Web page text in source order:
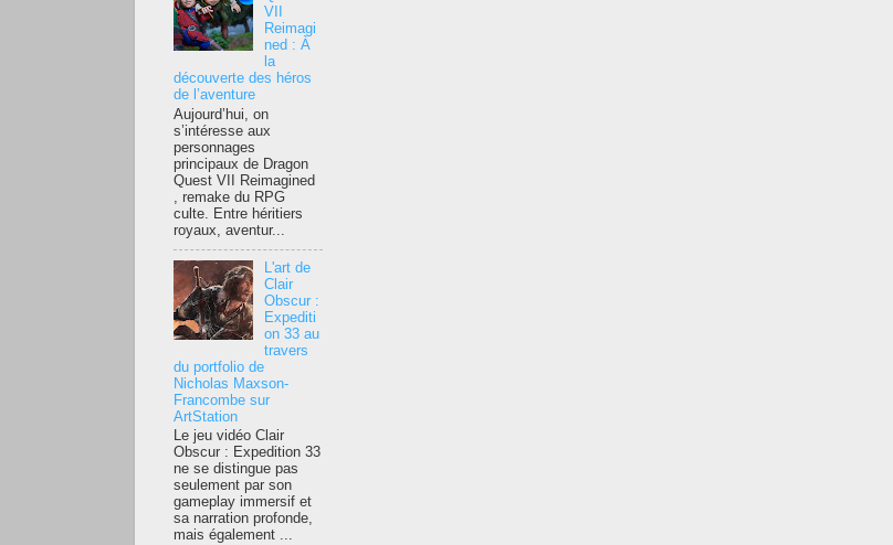
VII
Reimagi
ned : À
la
découverte des héros
de l’aventure
Aujourd’hui, on
s’intéresse aux
personnages
principaux de Dragon
Quest VII Reimagined
, remake du RPG
culte. Entre héritiers
royaux, aventur...
L'art de
Clair
Obscur :
Expediti
on 33 au
travers
du portfolio de
Nicholas Maxson-
Francombe sur
ArtStation
Le jeu vidéo Clair
Obscur : Expedition 33
ne se distingue pas
seulement par son
gameplay immersif et
sa narration profonde,
mais également ...